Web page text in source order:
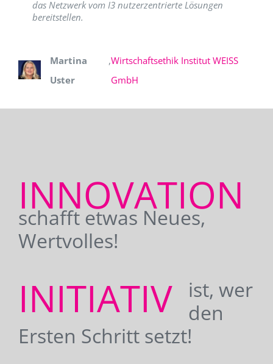
das Netzwerk vom I3 nutzerzentrierte Lösungen
bereitstellen.
Martina
Uster
,Wirtschaftsethik Institut WEISS
GmbH
INNOVATION
schafft etwas Neues,
Wertvolles!
INITIATIV
ist, wer
den
Ersten Schritt setzt!